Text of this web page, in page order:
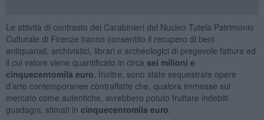
Le attività di contrasto dei Carabinieri del Nucleo Tutela Patrimonio
Culturale di Firenze hanno consentito il recupero di beni
antiquariali, archivistici, librari e archeologici di pregevole fattura ed
il cui valore viene quantificato in circa sei milioni e
cinquecentomila euro . Inoltre, sono state sequestrate opere
d’arte contemporanee contraffatte che, qualora immesse sul
mercato come autentiche, avrebbero potuto fruttare indebiti
guadagni, stimati in cinquecentomila euro